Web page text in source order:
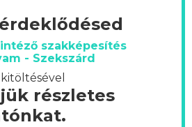
szakképesítés
- Szekszárd
részletes